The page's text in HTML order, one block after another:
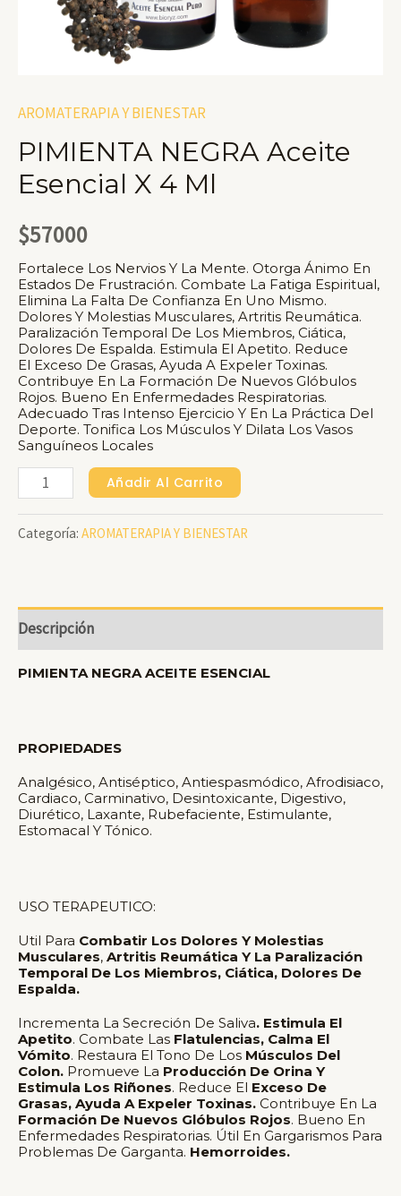
AROMATERAPIA Y BIENESTAR
PIMIENTA NEGRA Aceite
Esencial X 4 Ml
$57000
Fortalece Los Nervios Y La Mente. Otorga Ánimo En
Estados De Frustración. Combate La Fatiga Espiritual,
Elimina La Falta De Confianza En Uno Mismo.
Dolores Y Molestias Musculares, Artritis Reumática.
Paralización Temporal De Los Miembros, Ciática,
Dolores De Espalda. Estimula El Apetito. Reduce
El Exceso De Grasas, Ayuda A Expeler Toxinas.
Contribuye En La Formación De Nuevos Glóbulos
Rojos. Bueno En Enfermedades Respiratorias.
Adecuado Tras Intenso Ejercicio Y En La Práctica Del
Deporte. Tonifica Los Músculos Y Dilata Los Vasos
Sanguíneos Locales
PIMIENTA
Aceite
4
Ml
Cantidad
Añadir Al Carrito
Categoría: AROMATERAPIA Y BIENESTAR
Descripción
PIMIENTA NEGRA ACEITE ESENCIAL
PROPIEDADES
Analgésico, Antiséptico, Antiespasmódico, Afrodisiaco,
Cardiaco, Carminativo, Desintoxicante, Digestivo,
Diurético, Laxante, Rubefaciente, Estimulante,
Estomacal Y Tónico.
USO TERAPEUTICO:
Util Para Combatir Los Dolores Y Molestias
Musculares, Artritis Reumática Y La Paralización
Temporal De Los Miembros, Ciática, Dolores De
Espalda.
Incrementa La Secreción De Saliva. Estimula El
Apetito. Combate Las Flatulencias, Calma El
Vómito. Restaura El Tono De Los Músculos Del
Colon. Promueve La Producción De Orina Y
Estimula Los Riñones. Reduce El Exceso De
Grasas, Ayuda A Expeler Toxinas. Contribuye En La
Formación De Nuevos Glóbulos Rojos. Bueno En
Enfermedades Respiratorias. Útil En Gargarismos Para
Problemas De Garganta. Hemorroides.